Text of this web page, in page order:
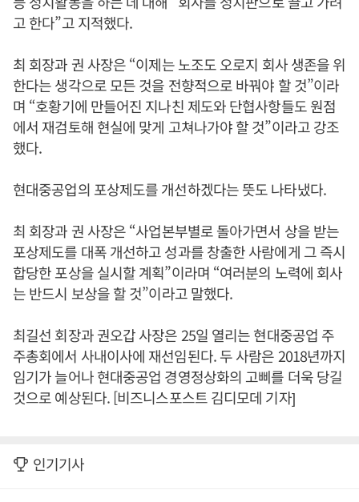
고 한다”고 지적했다.
최 회장과 권 사장은 “이제는 노조도 오로지 회사 생존을 위
한다는 생각으로 모든 것을 전향적으로 바꿔야 할 것”이라
며 “호황기에 만들어진 지나친 제도와 단협사항들도 원점
에서 재검토해 현실에 맞게 고쳐나가야 할 것”이라고 강조
했다.
현대중공업의 포상제도를 개선하겠다는 뜻도 나타냈다.
최 회장과 권 사장은 “사업본부별로 돌아가면서 상을 받는
포상제도를 대폭 개선하고 성과를 창출한 사람에게 그 즉시
합당한 포상을 실시할 계획”이라며 “여러분의 노력에 회사
는 반드시 보상을 할 것”이라고 말했다.
최길선 회장과 권오갑 사장은 25일 열리는 현대중공업 주
주총회에서 사내이사에 재선임된다. 두 사람은 2018년까지
임기가 늘어나 현대중공업 경영정상화의 고삐를 더욱 당길
것으로 예상된다. [비즈니스포스트 김디모데 기자]
인기기사